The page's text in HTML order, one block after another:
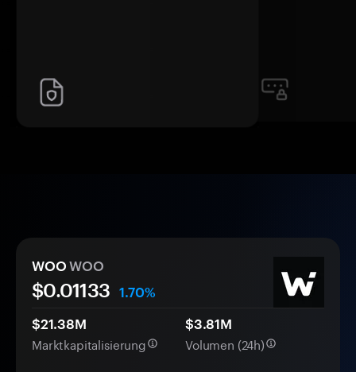
WOO WOO
$0.01133
1.70%
$21.38M
Marktkapitalisierung
$3.81M
Volumen (24h)